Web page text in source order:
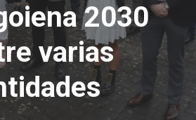
2030
varias